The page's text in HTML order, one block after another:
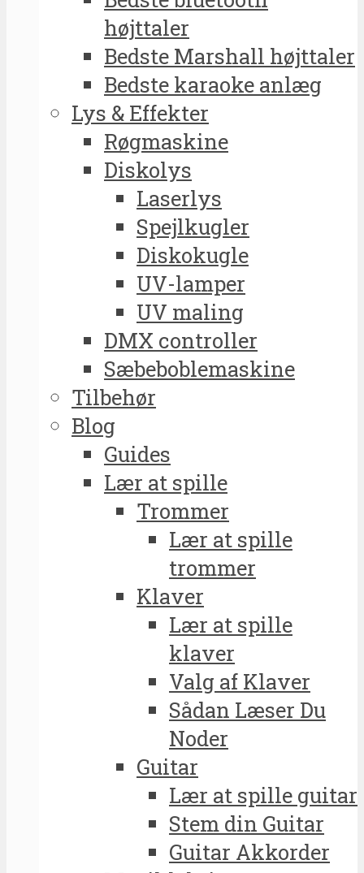
højttaler
Bedste Marshall højttaler
Bedste karaoke anlæg
Lys & Effekter
Røgmaskine
Diskolys
Laserlys
Spejlkugler
Diskokugle
UV-lamper
UV maling
DMX controller
Sæbeboblemaskine
Tilbehør
Blog
Guides
Lær at spille
Trommer
Lær at spille
trommer
Klaver
Lær at spille
klaver
Valg af Klaver
Sådan Læser Du
Noder
Guitar
Lær at spille guitar
Stem din Guitar
Guitar Akkorder